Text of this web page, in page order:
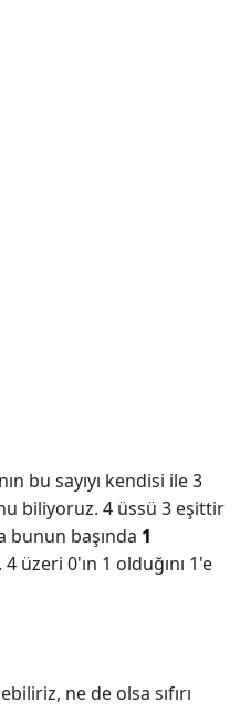
bu sayıyı kendisi ile 3
biliyoruz. 4 üssü 3 eşittir
bunun başında 1
üzeri 0'ın 1 olduğını 1'e
ne de olsa sıfırı